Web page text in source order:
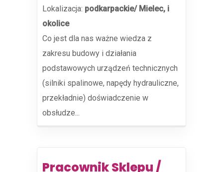
Lokalizacja: podkarpackie/ Mielec, i
okolice
Co jest dla nas ważne wiedza z
zakresu budowy i działania
podstawowych urządzeń technicznych
(silniki spalinowe, napędy hydrauliczne,
przekładnie) doświadczenie w
obsłudze...
Pracownik Sklepu /